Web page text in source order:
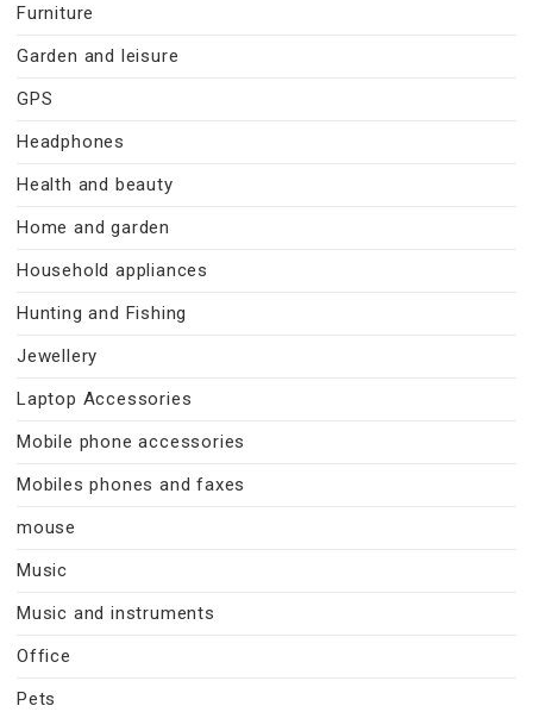
Furniture
Garden and leisure
GPS
Headphones
Health and beauty
Home and garden
Household appliances
Hunting and Fishing
Jewellery
Laptop Accessories
Mobile phone accessories
Mobiles phones and faxes
mouse
Music
Music and instruments
Office
Pets